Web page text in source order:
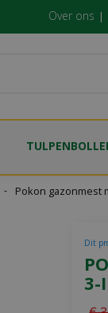
Pokon gazonmest
Over ons
3-
Dit